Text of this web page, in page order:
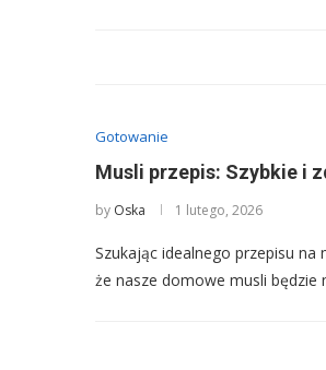
Gotowanie
Musli przepis: Szybkie i
by Oska 1 lutego, 2026
Szukając idealnego przepisu
że nasze domowe musli będzie